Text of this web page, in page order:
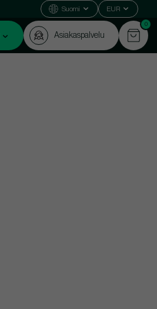
Suomi EUR
Asiakaspalvelu
0